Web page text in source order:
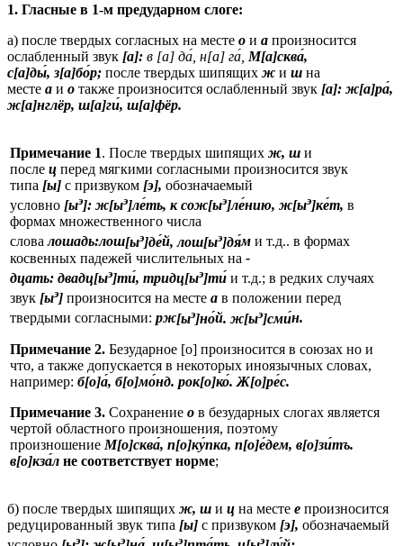
1. Гласные в 1-м предударном слоге:
а) после твердых согласных на месте о и а произносится
ослабленный звук [а]: в [а] да ́, н[а] га М[а]сква́,
с[а]ды́, з[а]бо́р; после твердых шипящих ж и ш на
месте а и о также произносится ослабленный звук [а]: ж[а]ра́,
ж[а]нглёр, ш[а]ги́, ш[а]фёр.
Примечание 1. После твердых шипящих ж, ш и
после ц перед мягкими согласными произносится звук
типа [ы] с призвуком [э], обозначаемый
условно [ыэ]: ж[ыэ]леть, к сож[ыэ]лению, ж[ыэ]кет, в
формах множественного числа
словалошадь:лош[ыэ]дей, лош[ыэ]дям и т.д.. в формах
косвенных падежей числительных на -
дцать: двадц[ыэ]ти, тридц[ыэ]ти и т.д.; в редких случаях
звук [ыэ] произносится на месте а в положении перед
твердыми согласными: рж[ыэ]ной. ж[ыэ]смин.
Примечание 2. Безударное [о] произносится в союзах но и
что, а также допускается в некоторых иноязычных словах,
например: б[о]а, б[о]монд. рок[о]ко. Ж[о]реc.
Примечание 3. Сохранение о в безударных слогах является
чертой областного произношения, поэтому
произношение М[о]сква, п[о]купка, п[о]едем, в[о]зитъ.
в[о]кзал не соответствует норме;
б) после твердых шипящих ж, ш и ц на месте е произносится
редуцированный звук типа [ы] с призвуком [э], обозначаемый
э э э э